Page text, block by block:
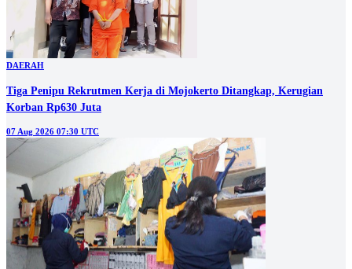
DAERAH
Tiga Penipu Rekrutmen Kerja di Mojokerto Ditangkap, Kerugian
Korban Rp630 Juta
07 Aug 2026 07:30 UTC